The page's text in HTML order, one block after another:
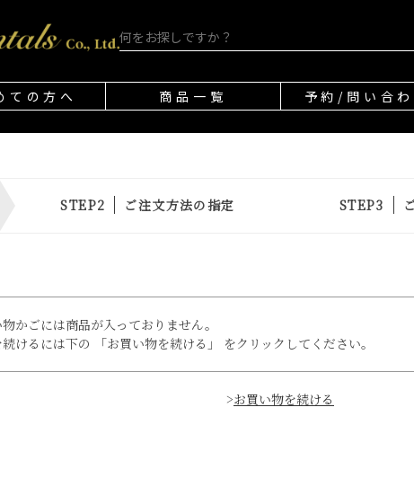
ての方へ 商品一覧 予約/問い合わ
ご注文方法の指定
かごには商品が入っておりません。
けるには下の 「お買い物を続ける」 をクリックしてください。
>